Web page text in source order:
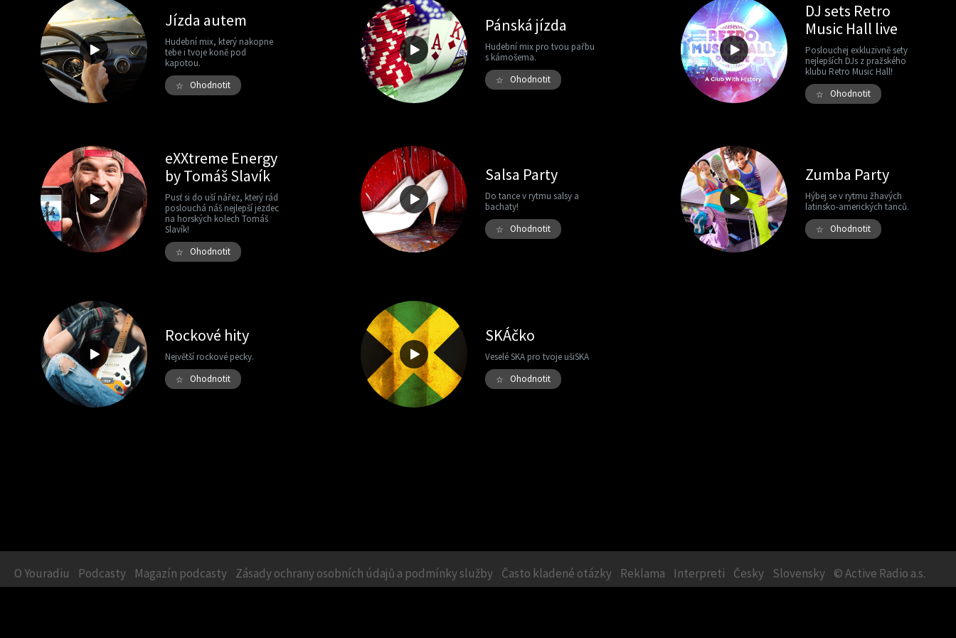
Jízda autem
Hudební mix, který nakopne
tebe i tvoje koně pod
kapotou.
☆ Ohodnotit
Pánská jízda
Hudební mix pro tvou pařbu
s kámošema.
☆ Ohodnotit
DJ sets Retro
Music Hall live
Poslouchej exkluzivně sety
nejlepších DJs z pražského
klubu Retro Music Hall!
☆ Ohodnotit
eXXtreme Energy
by Tomáš Slavík
Pusť si do uší nářez, který rád
poslouchá náš nejlepší jezdec
na horských kolech Tomáš
Slavík!
☆ Ohodnotit
Salsa Party
Do tance v rytmu salsy a
bachaty!
☆ Ohodnotit
Zumba Party
Hýbej se v rytmu žhavých
latinsko-amerických tanců.
☆ Ohodnotit
Rockové hity
Největší rockové pecky.
☆ Ohodnotit
SKÁčko
Veselé SKA pro tvoje ušiSKA
☆ Ohodnotit
O Youradiu Podcasty Magazín podcasty Zásady ochrany osobních údajů a podmínky služby Často kladené otázky Reklama Interpreti Česky Slovensky ©Active Radio a.s.